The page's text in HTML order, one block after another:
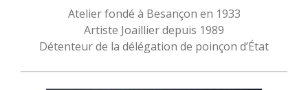
Atelier fondé à Besançon en 1933
Artiste Joaillier depuis 1989
Détenteur de la délégation de poinçon d’État